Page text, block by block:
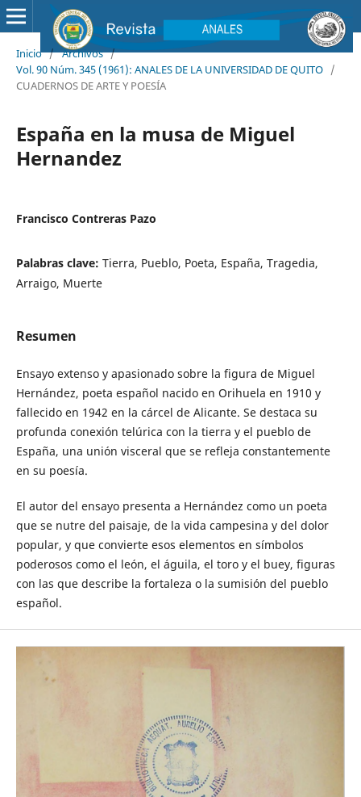
Inicio / Archivos /
Vol. 90 Núm. 345 (1961): ANALES DE LA UNIVERSIDAD DE QUITO /
CUADERNOS DE ARTE Y POESÍA
España en la musa de Miguel
Hernandez
Francisco Contreras Pazo
Palabras clave: Tierra, Pueblo, Poeta, España, Tragedia,
Arraigo, Muerte
Resumen
Ensayo extenso y apasionado sobre la figura de Miguel
Hernández, poeta español nacido en Orihuela en 1910 y
fallecido en 1942 en la cárcel de Alicante. Se destaca su
profunda conexión telúrica con la tierra y el pueblo de
España, una unión visceral que se refleja constantemente
en su poesía.
El autor del ensayo presenta a Hernández como un poeta
que se nutre del paisaje, de la vida campesina y del dolor
popular, y que convierte esos elementos en símbolos
poderosos como el león, el águila, el toro y el buey, figuras
con las que describe la fortaleza o la sumisión del pueblo
español.